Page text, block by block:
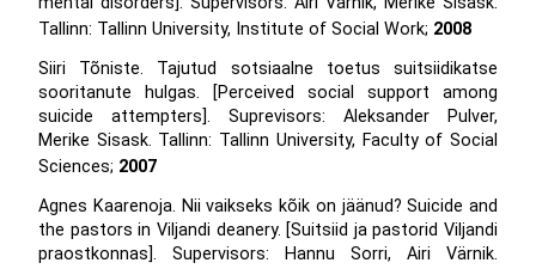
Tallinn: Tallinn University, Institute of Social Work; 2008
Siiri Tõniste. Tajutud sotsiaalne toetus suitsiidikatse
sooritanute hulgas. [Perceived social support among
suicide attempters]. Suprevisors: Aleksander Pulver,
Merike Sisask. Tallinn: Tallinn University, Faculty of Social
Sciences; 2007
Agnes Kaarenoja. Nii vaikseks kõik on jäänud? Suicide and
the pastors in Viljandi deanery. [Suitsiid ja pastorid Viljandi
praostkonnas]. Supervisors: Hannu Sorri, Airi Värnik.